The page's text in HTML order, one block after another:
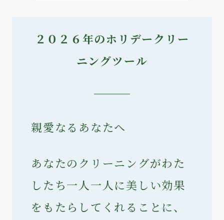
２０２６年のホリデークリー
ニングツール
親愛なるあなたへ
あなたのクリーニングがわた
したち一人一人に美しい効果
をもたらしてくれることに、